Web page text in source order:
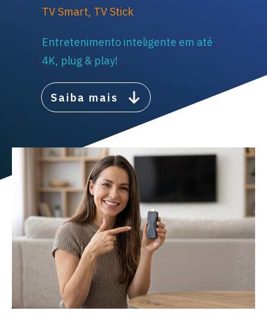
TV Smart, TV Stick
Entretenimento inteligente em até
4K, plug & play!
Saiba mais